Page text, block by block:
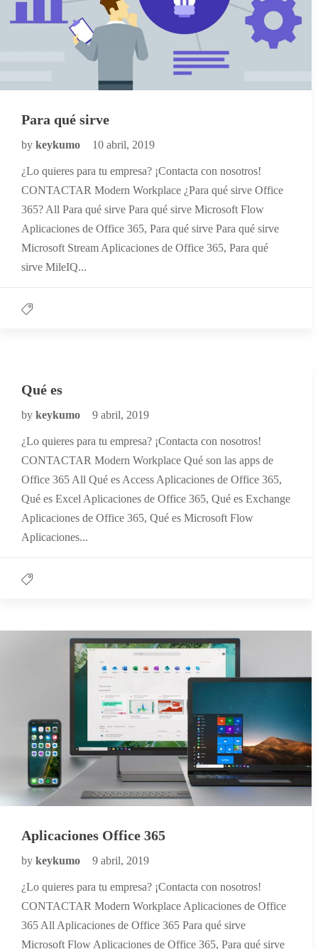
Para qué sirve
by keykumo 10 abril, 2019
¿Lo quieres para tu empresa? ¡Contacta con nosotros!
CONTACTAR Modern Workplace ¿Para qué sirve Office
365? All Para qué sirve Para qué sirve Microsoft Flow
Aplicaciones de Office 365, Para qué sirve Para qué sirve
Microsoft Stream Aplicaciones de Office 365, Para qué
sirve MileIQ...
Qué es
by keykumo 9 abril, 2019
¿Lo quieres para tu empresa? ¡Contacta con nosotros!
CONTACTAR Modern Workplace Qué son las apps de
Office 365 All Qué es Access Aplicaciones de Office 365,
Qué es Excel Aplicaciones de Office 365, Qué es Exchange
Aplicaciones de Office 365, Qué es Microsoft Flow
Aplicaciones...
Aplicaciones Office 365
by keykumo 9 abril, 2019
¿Lo quieres para tu empresa? ¡Contacta con nosotros!
CONTACTAR Modern Workplace Aplicaciones de Office
365 All Aplicaciones de Office 365 Para qué sirve
Microsoft Flow Aplicaciones de Office 365, Para qué sirve